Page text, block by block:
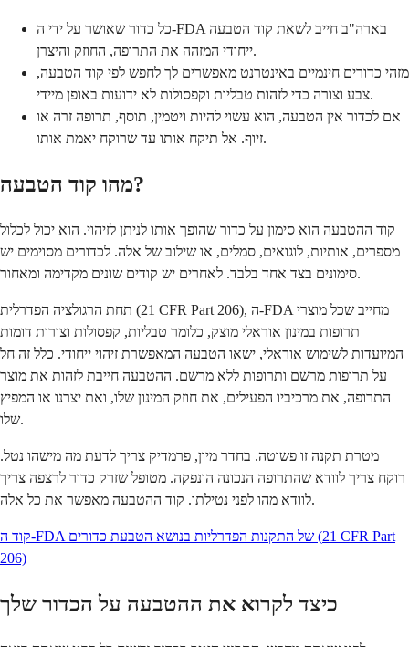
כל כדור שאושר על ידי ה-FDA בארה"ב חייב לשאת קוד הטבעה
ייחודי המזהה את התרופה, החוזק והיצרן.
מזהי כדורים חינמיים באינטרנט מאפשרים לך לחפש לפי קוד הטבעה,
צבע וצורה כדי לזהות טבליות וקפסולות לא ידועות באופן מיידי.
אם לכדור אין הטבעה, הוא עשוי להיות ויטמין, תוסף, תרופה זרה או
זיוף. אל תיקח אותו עד שרוקח יאמת אותו.
מהו קוד הטבעה?
קוד ההטבעה הוא סימון על כדור שהופך אותו לניתן לזיהוי. הוא יכול לכלול
מספרים, אותיות, לוגואים, סמלים, או שילוב של אלה. לכדורים מסוימים יש
סימונים בצד אחד בלבד. לאחרים יש קודים שונים מקדימה ומאחור.
תחת הרגולציה הפדרלית (21 CFR Part 206), ה-FDA מחייב שכל מוצרי
תרופות במינון אוראלי מוצק, כלומר טבליות, קפסולות וצורות דומות
המיועדות לשימוש אוראלי, ישאו הטבעה המאפשרת זיהוי ייחודי. כלל זה חל
על תרופות מרשם ותרופות ללא מרשם. ההטבעה חייבת לזהות את מוצר
התרופה, את מרכיביו הפעילים, את חוזק המינון שלו, ואת יצרנו או המפיץ
שלו.
מטרת תקנה זו פשוטה. בחדר מיון, פרמדיק צריך לדעת מה מישהו נטל.
רוקח צריך לוודא שהתרופה הנכונה הונפקה. מטופל שזרק כדור לרצפה צריך
לוודא מהו לפני נטילתו. קוד ההטבעה מאפשר את כל אלה.
קוד ה-FDA של התקנות הפדרליות בנושא הטבעת כדורים (21 CFR Part
206)
כיצד לקרוא את ההטבעה על הכדור שלך